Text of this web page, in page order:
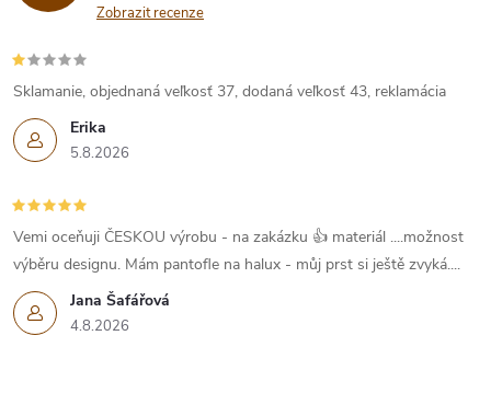
Zobrazit recenze
Erika
5.8.2026
Sklamanie, objednaná veľkosť 37, dodaná veľkosť 43, reklamácia
Jana Šafářová
4.8.2026
Vemi oceňuji ČESKOU výrobu - na zakázku 👍 materiál ....možnost
výběru designu. Mám pantofle na halux - můj prst si ještě zvyká....